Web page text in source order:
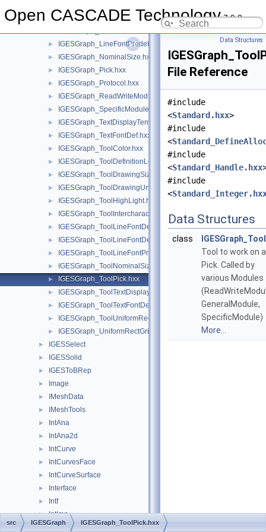
Open CASCADE Technology7.9.0
► IGESGraph_LineFontDefPattern.hxx
IGESGraph_LineFontDefTemplate.hxx
► IGESGraph_LineFontPredefined.hxx
► IGESGraph_NominalSize.hxx
► IGESGraph_Pick.hxx
► IGESGraph_Protocol.hxx
► IGESGraph_ReadWriteModule.hxx
► IGESGraph_SpecificModule.hxx
► IGESGraph_TextDisplayTemplate.hxx
► IGESGraph_TextFontDef.hxx
► IGESGraph_ToolColor.hxx
► IGESGraph_ToolDefinitionLevel.hxx
► IGESGraph_ToolDrawingSize.hxx
► IGESGraph_ToolDrawingUnits.hxx
► IGESGraph_ToolHighLight.hxx
► IGESGraph_ToolIntercharacterSpacing.hxx
► IGESGraph_ToolLineFontDefPattern.hxx
► IGESGraph_ToolLineFontDefTemplate.hxx
► IGESGraph_ToolLineFontPredefined.hxx
► IGESGraph_ToolNominalSize.hxx
► IGESGraph_ToolPick.hxx
► IGESGraph_ToolTextDisplayTemplate.hxx
► IGESGraph_ToolTextFontDef.hxx
► IGESGraph_ToolUniformRectGrid.hxx
► IGESGraph_UniformRectGrid.hxx
► IGESSelect
► IGESSolid
► IGESToBRep
► Image
► IMeshData
► IMeshTools
► IntAna
► IntAna2d
► IntCurve
► IntCurvesFace
► IntCurveSurface
► Interface
► Intf
► IntImp
► IntImpParGen
Data Structures
File Reference
#include
<Standard.hxx>
#include
<
#include
<Standard_Handle.hxx
#include
<
Data Structures
class
Tool to work on a
Pick. Called by
various Modules
GeneralModule,
SpecificModule)
More...
src IGESGraph IGESGraph_ToolPick.hxx